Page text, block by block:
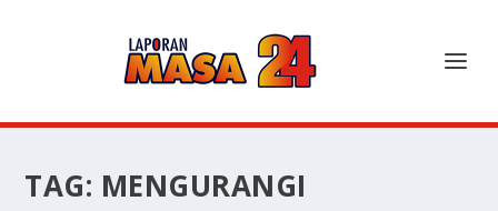
TAG: MENGURANGI